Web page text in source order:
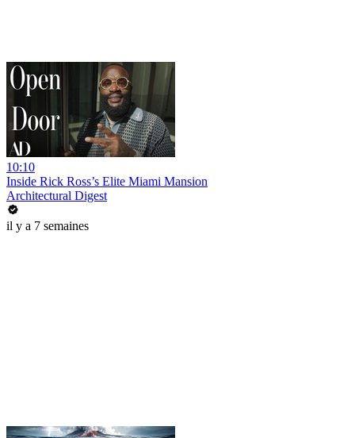
10:10
Inside Rick Ross’s Elite Miami Mansion
Architectural Digest
il y a 7 semaines